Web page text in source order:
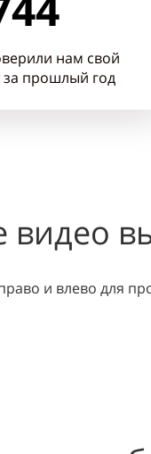
нам свой
прошлый год
видео
и влево для